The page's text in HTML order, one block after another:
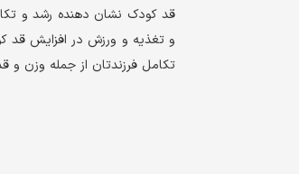
قد کودک نشان دهنده رشد و
و تغذیه و ورزش در افزایش قد
تکامل فرزندتان از جمله وزن و